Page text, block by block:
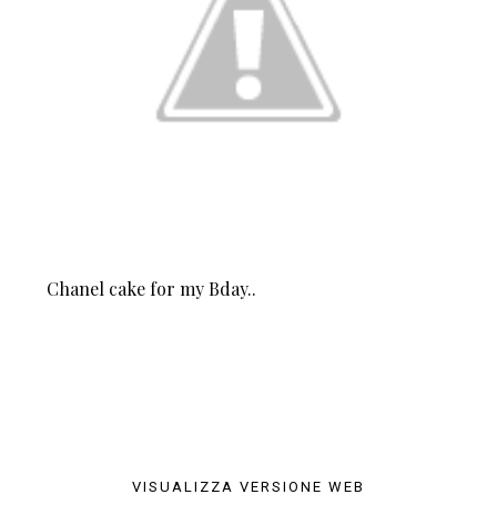
Chanel cake for my Bday..
VISUALIZZA VERSIONE WEB